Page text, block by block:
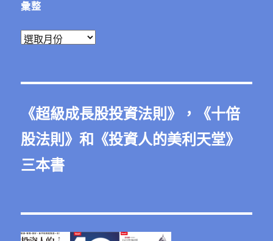
彙整
彙
《超級成長股投資法則》，《十倍
股法則》和《投資人的美利天堂》
三本書